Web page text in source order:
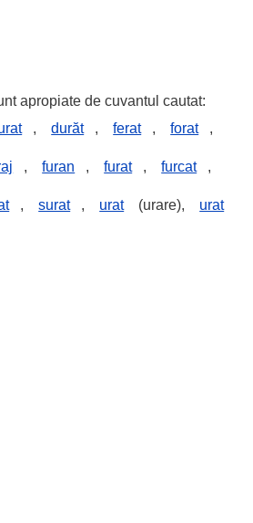
apropiate de cuvantul cautat:
, durăt , ferat , forat ,
, furan , furat , furcat ,
, surat , urat (urare), urat